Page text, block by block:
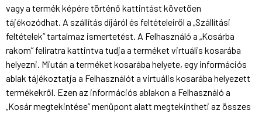
vagy a termék képére történő kattintást követően
tájékozódhat. A szállítás díjáról és feltételeiről a „Szállítási
feltételek” tartalmaz ismertetést. A Felhasználó a „Kosárba
rakom” feliratra kattintva tudja a terméket virtuális kosarába
helyezni. Miután a terméket kosarába helyete, egy információs
ablak tájékoztatja a Felhasználót a virtuális kosarába helyezett
termékekről. Ezen az információs ablakon a Felhasználó a
„Kosár megtekintése” menüpont alatt megtekintheti az összes